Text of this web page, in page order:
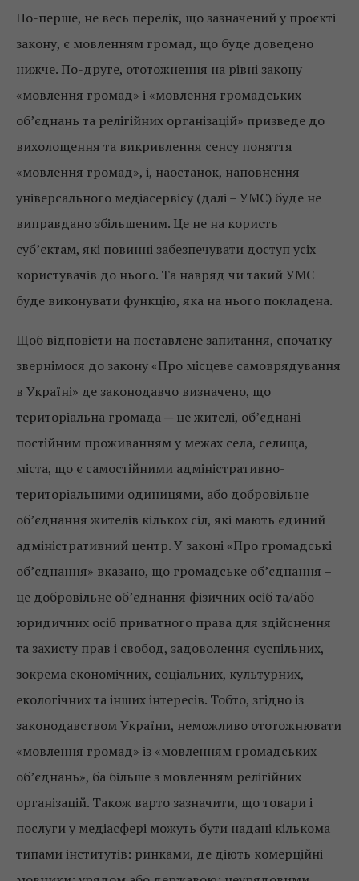
По-перше, не весь перелік, що зазначений у проєкті
закону, є мовленням громад, що буде доведено
нижче. По-друге, ототожнення на рівні закону
«мовлення громад» і «мовлення громадських
об’єднань та релігійних організацій» призведе до
вихолощення та викривлення сенсу поняття
«мовлення громад», і, наостанок, наповнення
універсального медіасервісу (далі – УМС) буде не
виправдано збільшеним. Це не на користь
суб’єктам, які повинні забезпечувати доступ усіх
користувачів до нього. Та навряд чи такий УМС
буде виконувати функцію, яка на нього покладена.
Щоб відповісти на поставлене запитання, спочатку
звернімося до закону «Про місцеве самоврядування
в Україні» де законодавчо визначено, що
територіальна громада ─ це жителі, об’єднані
постійним проживанням у межах села, селища,
міста, що є самостійними адміністративно-
територіальними одиницями, або добровільне
об’єднання жителів кількох сіл, які мають єдиний
адміністративний центр. У законі «Про громадські
об’єднання» вказано, що громадське об’єднання –
це добровільне об’єднання фізичних осіб та/або
юридичних осіб приватного права для здійснення
та захисту прав і свобод, задоволення суспільних,
зокрема економічних, соціальних, культурних,
екологічних та інших інтересів. Тобто, згідно із
законодавством України, неможливо ототожнювати
«мовлення громад» із «мовленням громадських
об’єднань», ба більше з мовленням релігійних
організацій. Також варто зазначити, що товари і
послуги у медіасфері можуть бути надані кількома
типами інститутів: ринками, де діють комерційні